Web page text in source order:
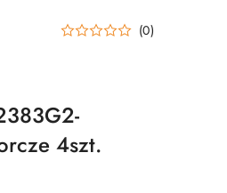
(0)
4szt.